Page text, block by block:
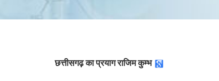
छत्तीसगढ़ का प्रयाग राजिम कुम्भ